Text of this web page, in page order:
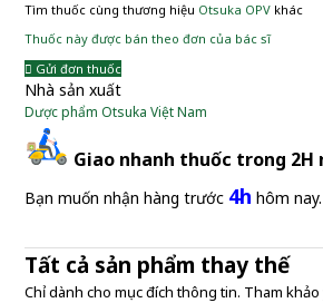
Tìm thuốc cùng thương hiệu Otsuka OPV khác
Thuốc này được bán theo đơn của bác sĩ
Gửi đơn thuốc
Nhà sản xuất
Dược phẩm Otsuka Việt Nam
Giao nhanh thuốc trong 2H
Bạn muốn nhận hàng trước 4h hôm
Tất cả sản phẩm thay thế
Chỉ dành cho mục đích thông tin. Tham